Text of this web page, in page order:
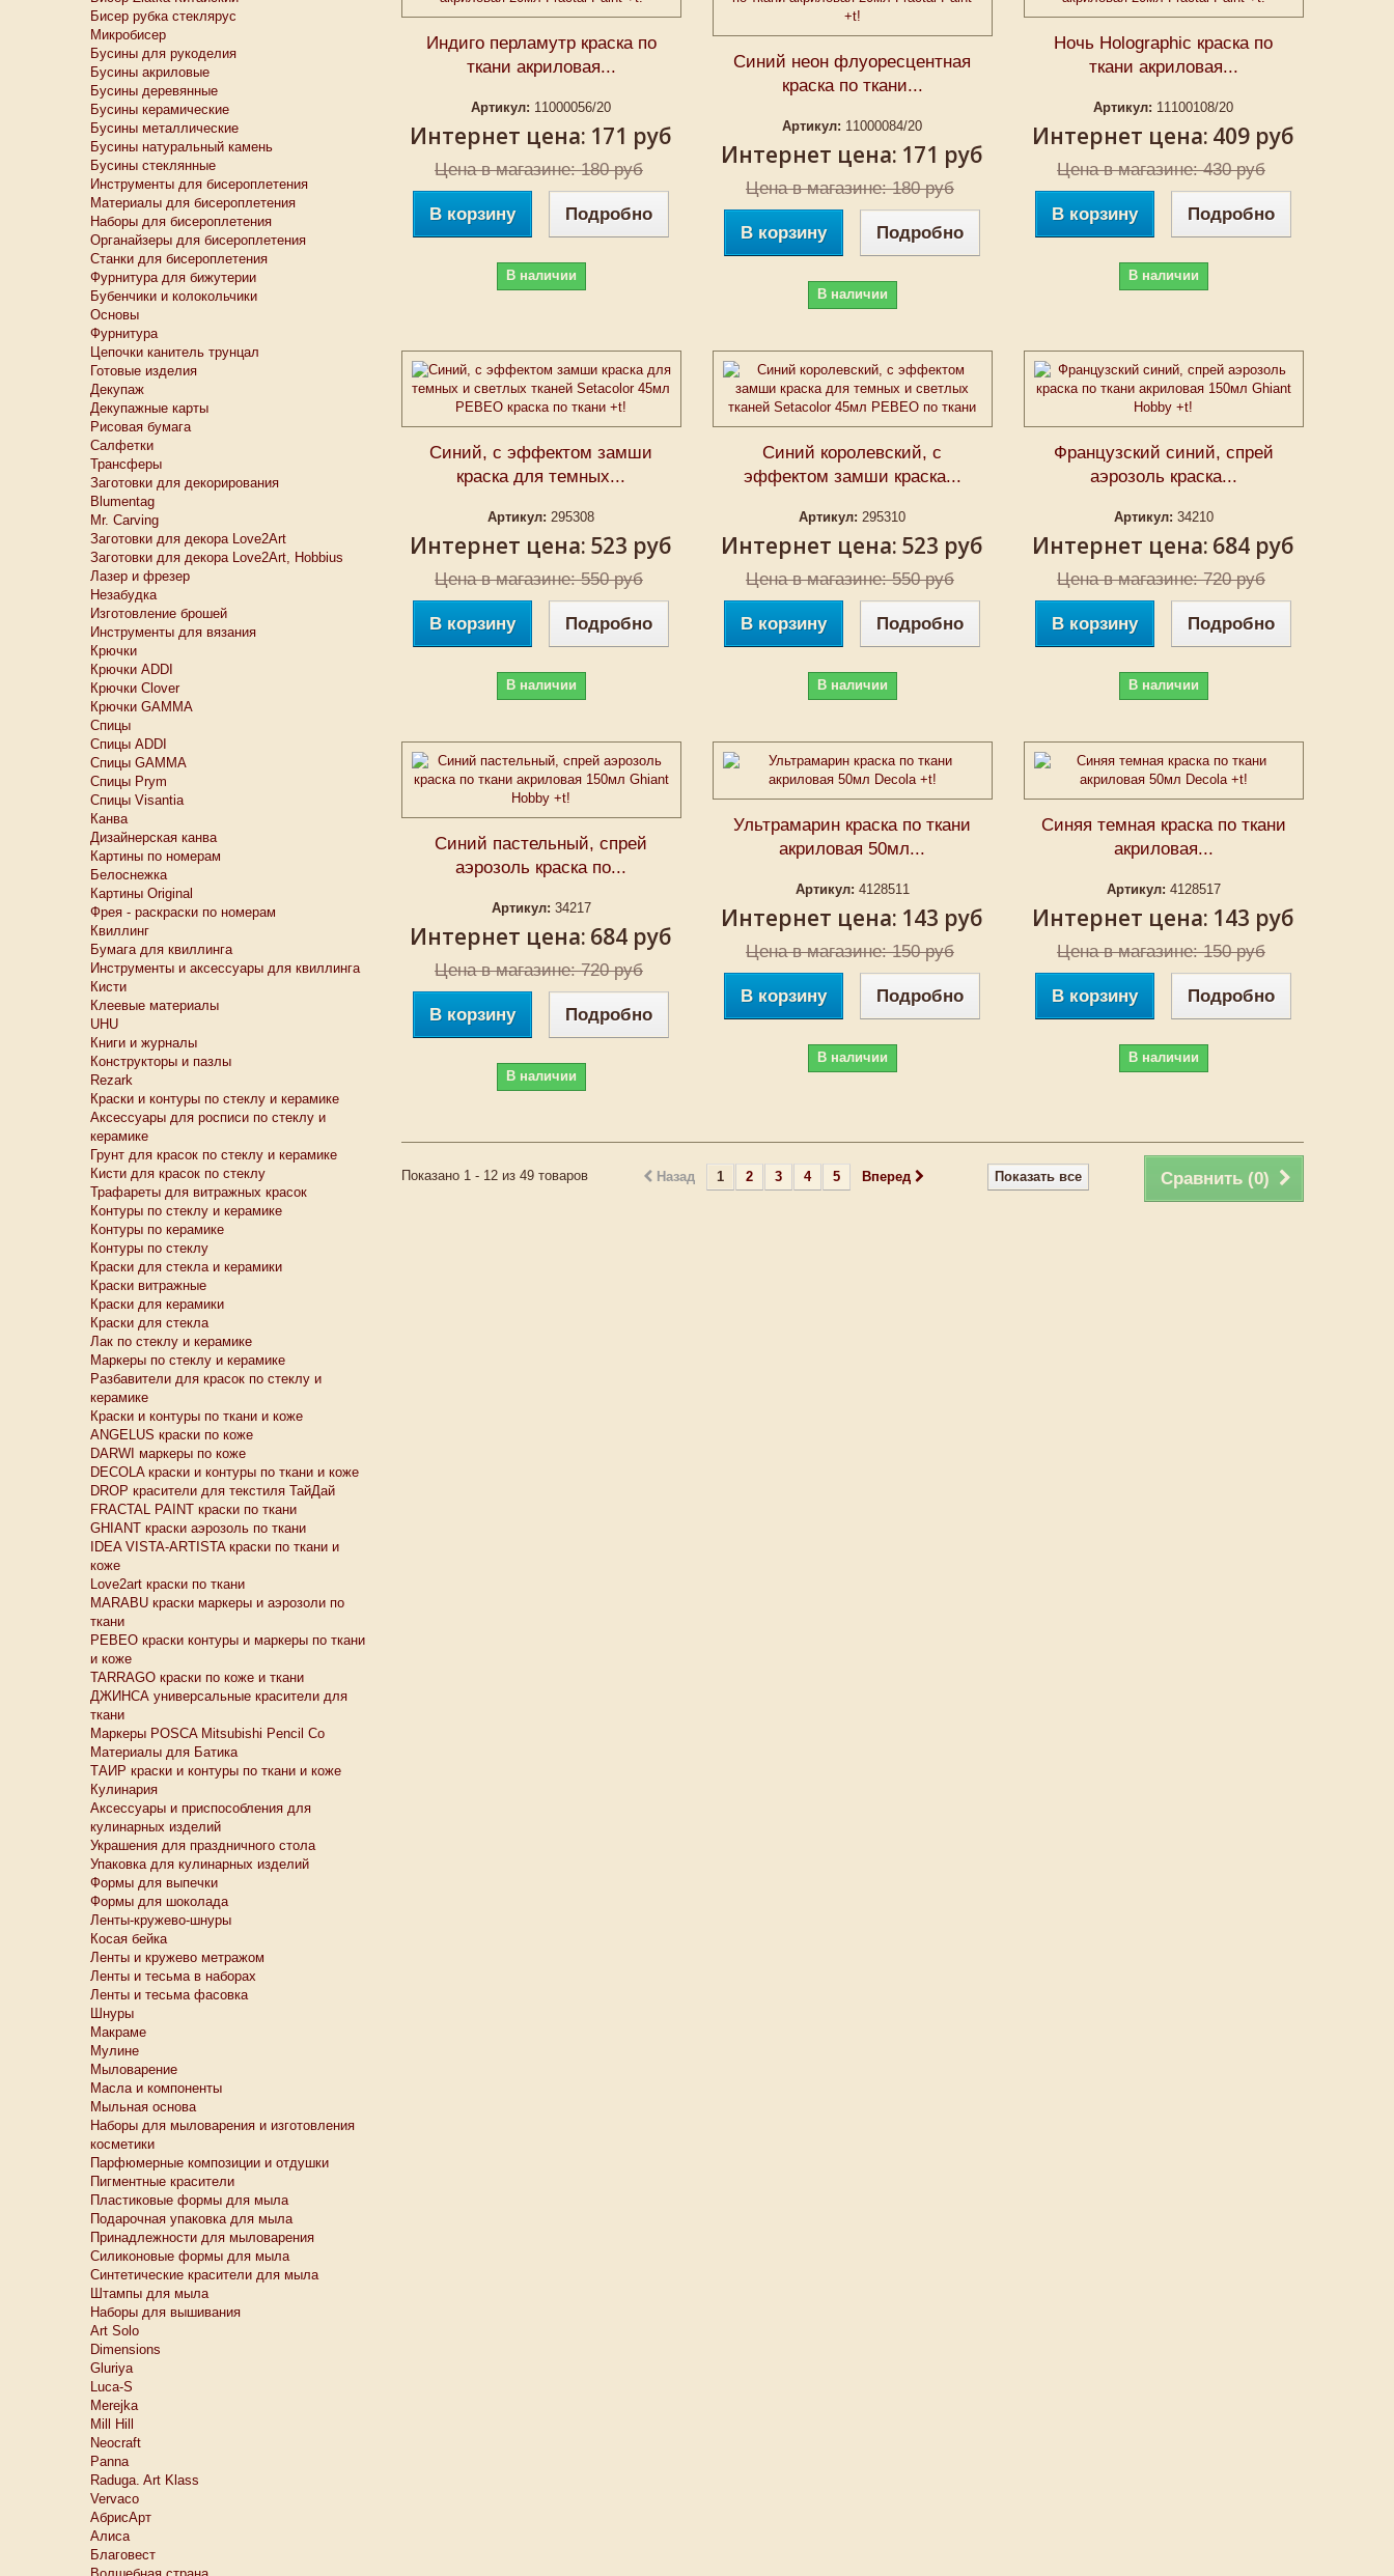
Бисер рубка стеклярус
Микробисер
Бусины для рукоделия
Бусины акриловые
Бусины деревянные
Бусины керамические
Бусины металлические
Бусины натуральный камень
Бусины стеклянные
Инструменты для бисероплетения
Материалы для бисероплетения
Наборы для бисероплетения
Органайзеры для бисероплетения
Станки для бисероплетения
Фурнитура для бижутерии
Бубенчики и колокольчики
Основы
Фурнитура
Цепочки канитель трунцал
Готовые изделия
Декупаж
Декупажные карты
Рисовая бумага
Салфетки
Трансферы
Заготовки для декорирования
Blumentag
Mr. Carving
Заготовки для декора Love2Art
Заготовки для декора Love2Art, Hobbius
Лазер и фрезер
Незабудка
Изготовление брошей
Инструменты для вязания
Крючки
Крючки ADDI
Крючки Clover
Крючки GAMMA
Спицы
Спицы ADDI
Спицы GAMMA
Спицы Prym
Спицы Visantia
Канва
Дизайнерская канва
Картины по номерам
Белоснежкa
Картины Original
Фрея - раскраски по номерам
Квиллинг
Бумага для квиллинга
Инструменты и аксессуары для квиллинга
Кисти
Клеевые материалы
UHU
Книги и журналы
Конструкторы и пазлы
Rezark
Краски и контуры по стеклу и керамике
Аксессуары для росписи по стеклу и
керамике
Грунт для красок по стеклу и керамике
Кисти для красок по стеклу
Трафареты для витражных красок
Контуры по стеклу и керамике
Контуры по керамике
Контуры по стеклу
Краски для стекла и керамики
Краски витражные
Краски для керамики
Краски для стекла
Лак по стеклу и керамике
Маркеры по стеклу и керамике
Разбавители для красок по стеклу и
керамике
Краски и контуры по ткани и коже
ANGELUS краски по коже
DARWI маркеры по коже
DECOLA краски и контуры по ткани и коже
DROP красители для текстиля ТайДай
FRACTAL PAINT краски по ткани
GHIANT краски аэрозоль по ткани
IDEA VISTA-ARTISTA краски по ткани и
коже
Love2art краски по ткани
MARABU краски маркеры и аэрозоли по
ткани
PEBEO краски контуры и маркеры по ткани
и коже
TARRAGO краски по коже и ткани
ДЖИНСА универсальные красители для
ткани
Маркеры POSCA Mitsubishi Pencil Co
Материалы для Батика
ТАИР краски и контуры по ткани и коже
Кулинария
Аксессуары и приспособления для
кулинарных изделий
Украшения для праздничного стола
Упаковка для кулинарных изделий
Формы для выпечки
Формы для шоколада
Ленты-кружево-шнуры
Косая бейка
Ленты и кружево метражом
Ленты и тесьма в наборах
Ленты и тесьма фасовка
Шнуры
Макраме
Мулине
Мыловарение
Масла и компоненты
Мыльная основа
Наборы для мыловарения и изготовления
косметики
Парфюмерные композиции и отдушки
Пигментные красители
Пластиковые формы для мыла
Подарочная упаковка для мыла
Принадлежности для мыловарения
Силиконовые формы для мыла
Синтетические красители для мыла
Штампы для мыла
Наборы для вышивания
Art Solo
Dimensions
Gluriya
Luca-S
Merejka
Mill Hill
Neocraft
Panna
Raduga. Art Klass
Vervaco
АбрисАрт
Алиса
Благовест
Индиго перламутр краска по
ткани акриловая...
Артикул: 11000056/20
Интернет цена: 171 руб
Цена в магазине: 180 руб
В корзину Подробно
В наличии
Синий неон флуоресцентная
краска по ткани...
Артикул: 11000084/20
Интернет цена: 171 руб
Цена в магазине: 180 руб
В корзину Подробно
В наличии
Ночь Holographic краска по
ткани акриловая...
Артикул: 11100108/20
Интернет цена: 409 руб
Цена в магазине: 430 руб
В корзину Подробно
В наличии
Синий, с эффектом замши
краска для темных...
Артикул: 295308
Интернет цена: 523 руб
Цена в магазине: 550 руб
В корзину Подробно
В наличии
Синий королевский, с
эффектом замши краска...
Артикул: 295310
Интернет цена: 523 руб
Цена в магазине: 550 руб
В корзину Подробно
В наличии
Французский синий, спрей
аэрозоль краска...
Артикул: 34210
Интернет цена: 684 руб
Цена в магазине: 720 руб
В корзину Подробно
В наличии
Синий пастельный, спрей
аэрозоль краска по...
Артикул: 34217
Интернет цена: 684 руб
Цена в магазине: 720 руб
В корзину Подробно
В наличии
Ультрамарин краска по ткани
акриловая 50мл...
Артикул: 4128511
Интернет цена: 143 руб
Цена в магазине: 150 руб
В корзину Подробно
В наличии
Синяя темная краска по ткани
акриловая...
Артикул: 4128517
Интернет цена: 143 руб
Цена в магазине: 150 руб
В корзину Подробно
В наличии
Сравнить (0)
Показать все
Назад 1 2 3 4 5 Вперед
Показано 1 - 12 из 49 товаров